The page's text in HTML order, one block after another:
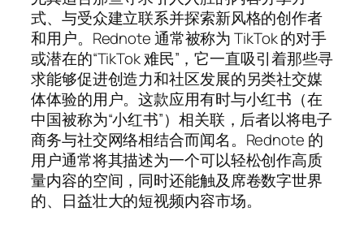
式、与受众建立联系并探索新风格的创作者
和用户。Rednote 通常被称为 TikTok 的对手
或潜在的“TikTok 难民”，它一直吸引着那些寻
求能够促进创造力和社区发展的另类社交媒
体体验的用户。这款应用有时与小红书（在
中国被称为“小红书”）相关联，后者以将电子
商务与社交网络相结合而闻名。Rednote 的
用户通常将其描述为一个可以轻松创作高质
量内容的空间，同时还能触及席卷数字世界
的、日益壮大的短视频内容市场。